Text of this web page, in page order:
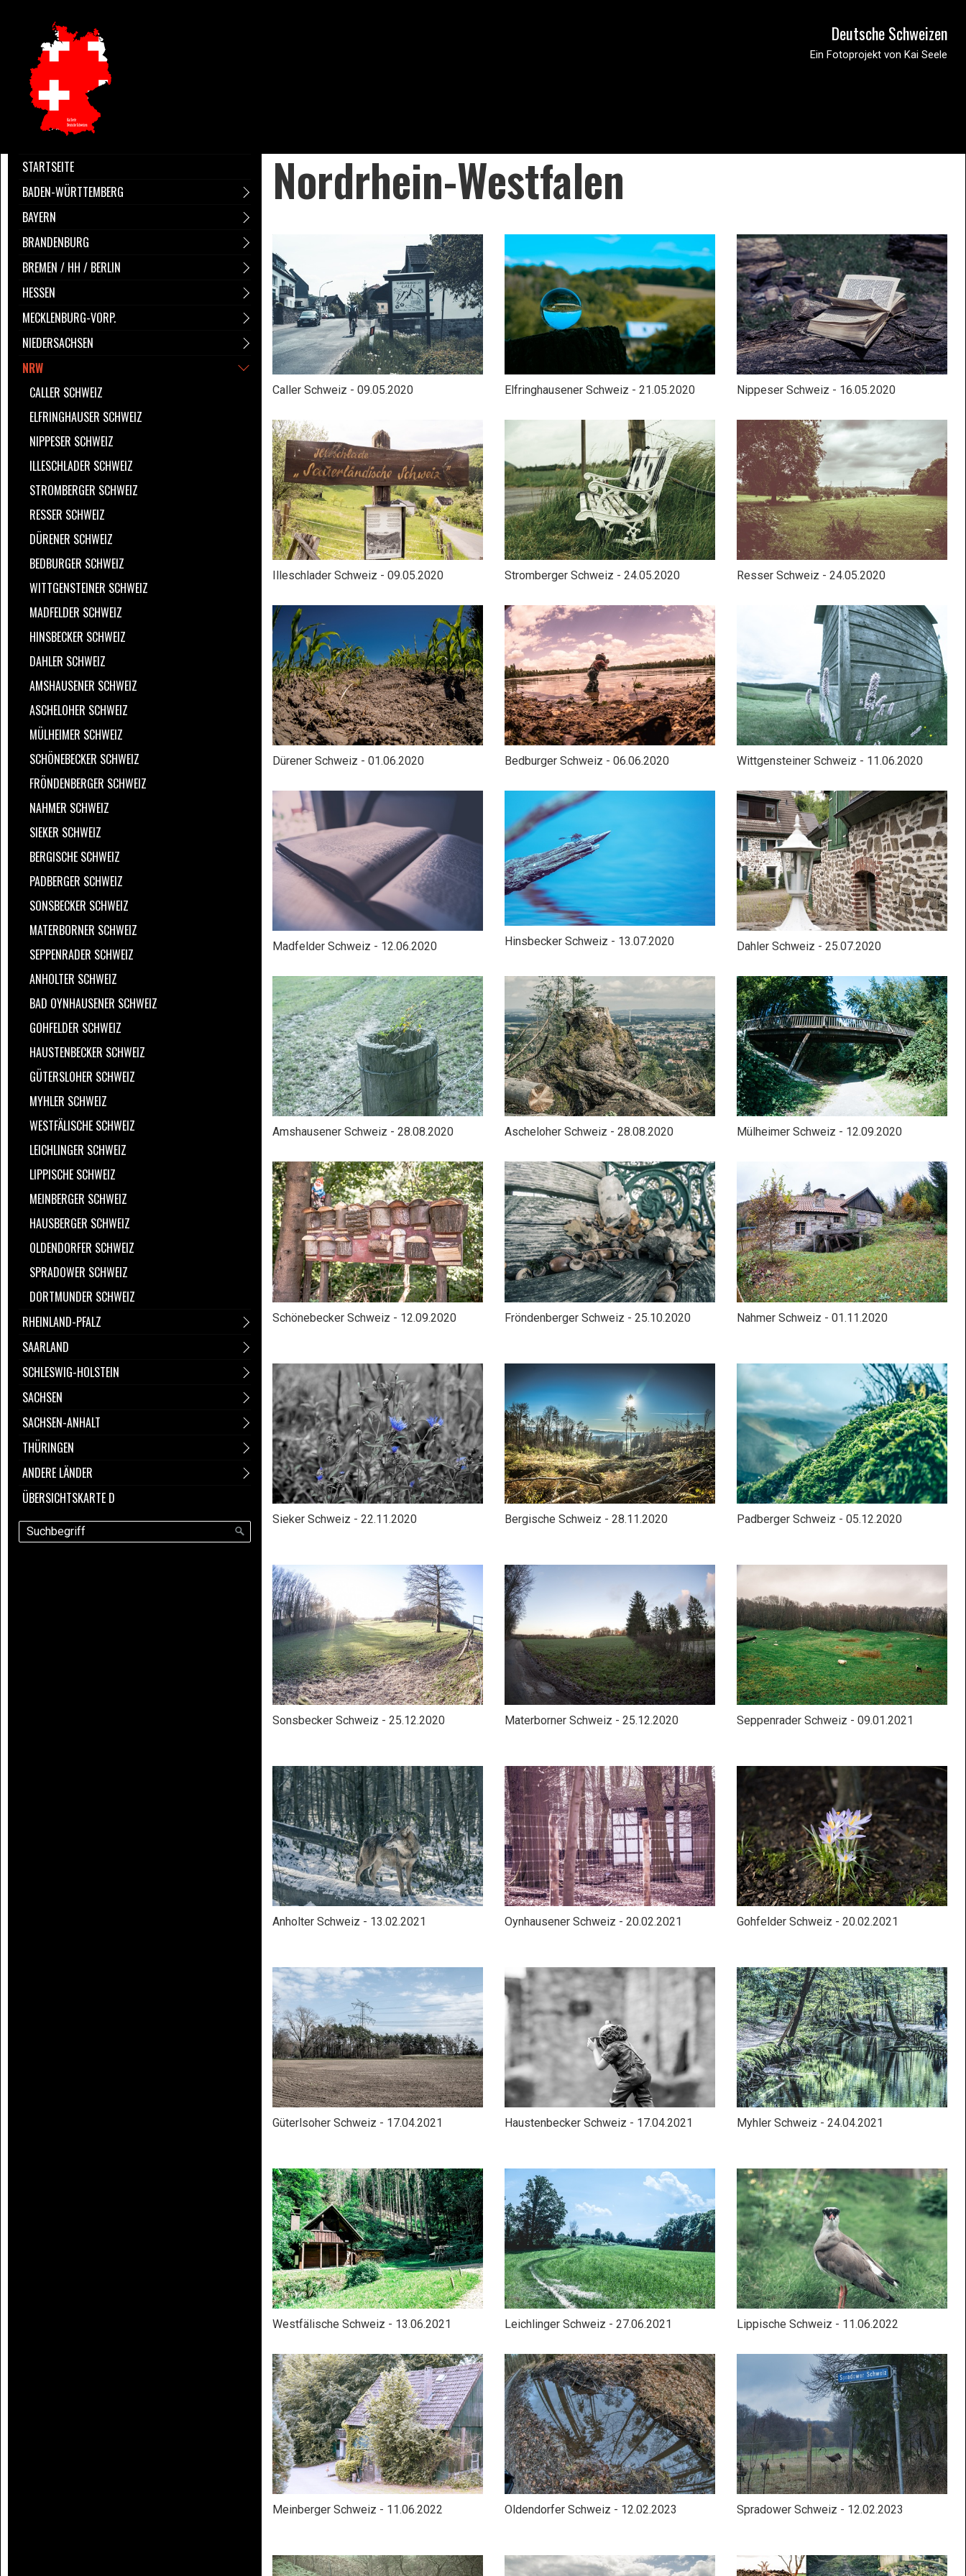
Deutsche Schweizen
Ein Fotoprojekt von Kai Seele
STARTSEITE
BADEN-WÜRTTEMBERG
BAYERN
BRANDENBURG
BREMEN / HH / BERLIN
HESSEN
MECKLENBURG-VORP.
NIEDERSACHSEN
NRW
CALLER SCHWEIZ
ELFRINGHAUSER SCHWEIZ
NIPPESER SCHWEIZ
ILLESCHLADER SCHWEIZ
STROMBERGER SCHWEIZ
RESSER SCHWEIZ
DÜRENER SCHWEIZ
BEDBURGER SCHWEIZ
WITTGENSTEINER SCHWEIZ
MADFELDER SCHWEIZ
HINSBECKER SCHWEIZ
DAHLER SCHWEIZ
AMSHAUSENER SCHWEIZ
ASCHELOHER SCHWEIZ
MÜLHEIMER SCHWEIZ
SCHÖNEBECKER SCHWEIZ
FRÖNDENBERGER SCHWEIZ
NAHMER SCHWEIZ
SIEKER SCHWEIZ
BERGISCHE SCHWEIZ
PADBERGER SCHWEIZ
SONSBECKER SCHWEIZ
MATERBORNER SCHWEIZ
SEPPENRADER SCHWEIZ
ANHOLTER SCHWEIZ
BAD OYNHAUSENER SCHWEIZ
GOHFELDER SCHWEIZ
HAUSTENBECKER SCHWEIZ
GÜTERSLOHER SCHWEIZ
MYHLER SCHWEIZ
WESTFÄLISCHE SCHWEIZ
LEICHLINGER SCHWEIZ
LIPPISCHE SCHWEIZ
MEINBERGER SCHWEIZ
HAUSBERGER SCHWEIZ
OLDENDORFER SCHWEIZ
SPRADOWER SCHWEIZ
DORTMUNDER SCHWEIZ
RHEINLAND-PFALZ
SAARLAND
SCHLESWIG-HOLSTEIN
SACHSEN
SACHSEN-ANHALT
THÜRINGEN
ANDERE LÄNDER
ÜBERSICHTSKARTE D
Nordrhein-Westfalen
Caller Schweiz - 09.05.2020 Elfringhausener Schweiz - 21.05.2020 Nippeser Schweiz - 16.05.2020
Illeschlader Schweiz - 09.05.2020 Stromberger Schweiz - 24.05.2020 Resser Schweiz - 24.05.2020
Dürener Schweiz - 01.06.2020 Bedburger Schweiz - 06.06.2020 Wittgensteiner Schweiz - 11.06.2020
Madfelder Schweiz - 12.06.2020 Hinsbecker Schweiz - 13.07.2020 Dahler Schweiz - 25.07.2020
Amshausener Schweiz - 28.08.2020 Ascheloher Schweiz - 28.08.2020 Mülheimer Schweiz - 12.09.2020
Schönebecker Schweiz - 12.09.2020 Fröndenberger Schweiz - 25.10.2020 Nahmer Schweiz - 01.11.2020
Sieker Schweiz - 22.11.2020 Bergische Schweiz - 28.11.2020 Padberger Schweiz - 05.12.2020
Sonsbecker Schweiz - 25.12.2020 Materborner Schweiz - 25.12.2020 Seppenrader Schweiz - 09.01.2021
Anholter Schweiz - 13.02.2021 Oynhausener Schweiz - 20.02.2021 Gohfelder Schweiz - 20.02.2021
Güterlsoher Schweiz - 17.04.2021 Haustenbecker Schweiz - 17.04.2021 Myhler Schweiz - 24.04.2021
Westfälische Schweiz - 13.06.2021 Leichlinger Schweiz - 27.06.2021 Lippische Schweiz - 11.06.2022
Meinberger Schweiz - 11.06.2022 Oldendorfer Schweiz - 12.02.2023 Spradower Schweiz - 12.02.2023